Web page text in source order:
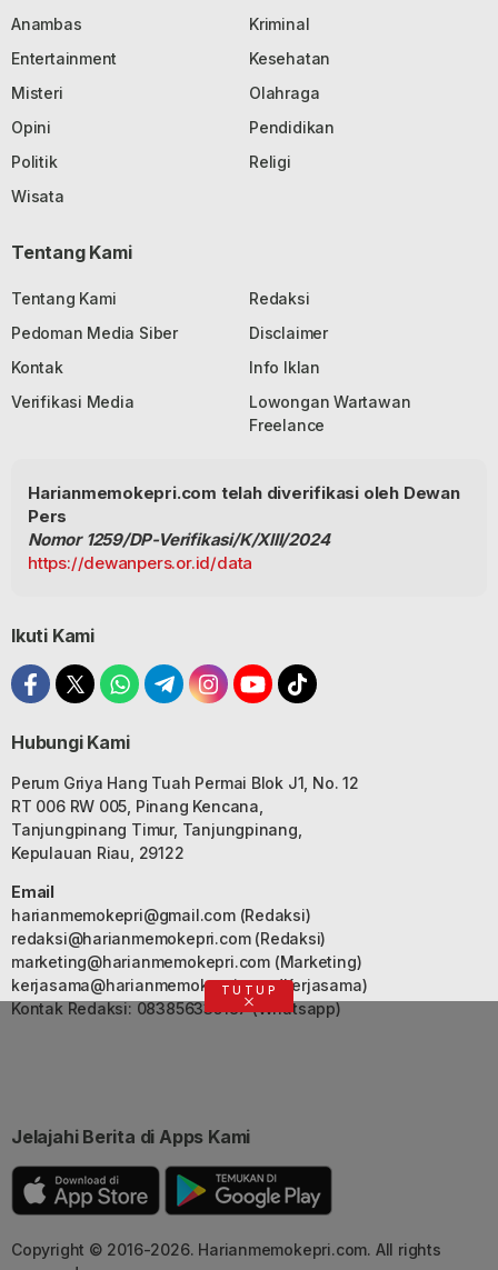
Anambas
Kriminal
Entertainment
Kesehatan
Misteri
Olahraga
Opini
Pendidikan
Politik
Religi
Wisata
Tentang Kami
Tentang Kami
Redaksi
Pedoman Media Siber
Disclaimer
Kontak
Info Iklan
Verifikasi Media
Lowongan Wartawan
Freelance
Harianmemokepri.com telah diverifikasi oleh Dewan
Pers
Nomor 1259/DP-Verifikasi/K/XIII/2024
https://dewanpers.or.id/data
Ikuti Kami
Hubungi Kami
Perum Griya Hang Tuah Permai Blok J1, No. 12
RT 006 RW 005, Pinang Kencana,
Tanjungpinang Timur, Tanjungpinang,
Kepulauan Riau, 29122
Email
harianmemokepri@gmail.com(Redaksi)
redaksi@harianmemokepri.com(Redaksi)
marketing@harianmemokepri.com(Marketing)
kerjasama@harianmemokepri.com(Kerjasama)
Kontak Redaksi: 083856335187 (Whatsapp)
Jelajahi Berita di Apps Kami
Copyright © 2016-2026. Harianmemokepri.com. All rights
TUTUP